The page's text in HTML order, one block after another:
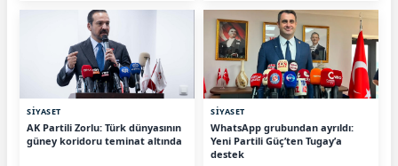
SİYASET
AK Partili Zorlu: Türk dünyasının
güney koridoru teminat altında
SİYASET
WhatsApp grubundan ayrıldı:
Yeni Partili Güç’ten Tugay’a
destek